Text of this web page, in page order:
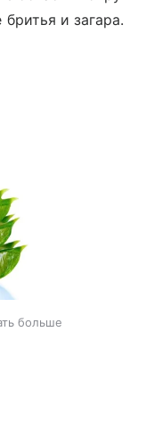
и загара.
больше